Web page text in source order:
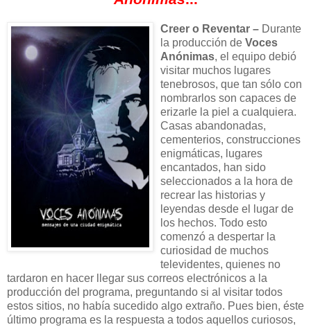
Creer o Reventar – Durante
la producción de Voces
Anónimas, el equipo debió
visitar muchos lugares
tenebrosos, que tan sólo con
nombrarlos son capaces de
erizarle la piel a cualquiera.
Casas abandonadas,
cementerios, construcciones
enigmáticas, lugares
encantados, han sido
seleccionados a la hora de
recrear las historias y
leyendas desde el lugar de
los hechos. Todo esto
comenzó a despertar la
curiosidad de muchos
televidentes, quienes no
tardaron en hacer llegar sus correos electrónicos a la
producción del programa, preguntando si al visitar todos
estos sitios, no había sucedido algo extraño. Pues bien, éste
último programa es la respuesta a todos aquellos curiosos,